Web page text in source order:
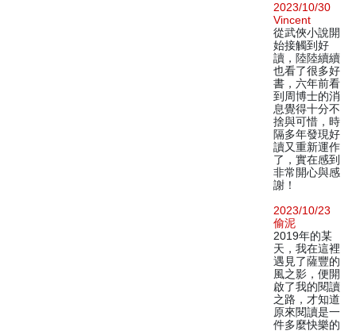
2023/10/30
Vincent
從武俠小說開
始接觸到好
讀，陸陸續續
也看了很多好
書，六年前看
到周博士的消
息覺得十分不
捨與可惜，時
隔多年發現好
讀又重新運作
了，實在感到
非常開心與感
謝！
2023/10/23
偷泥
2019年的某
天，我在這裡
遇見了薩豐的
風之影，便開
啟了我的閱讀
之路，才知道
原來閱讀是一
件多麼快樂的